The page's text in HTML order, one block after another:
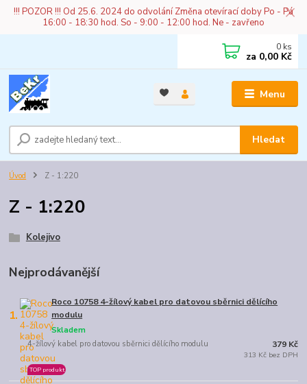
!!! POZOR !!! Od 25.6. 2024 do odvolání Změna otevírací doby Po - Pá
16:00 - 18:30 hod. So - 9:00 - 12:00 hod. Ne - zavřeno
Menu
Hledat
0 ks
za 0,00 Kč
Úvod Z - 1:220
Z - 1:220
Kolejivo
Nejprodávanější
1.
Roco 10758 4-žílový kabel pro datovou sběrnici dělícího
modulu
4-žílový kabel pro datovou sběrnici dělícího modulu
Skladem
TOP produkt
379 Kč
313 Kč bez DPH